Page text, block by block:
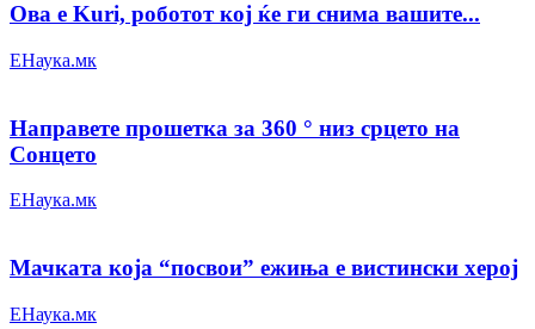
Ова е Kuri, роботот кој ќе ги снима вашите...
ЕНаука.мк
Направете прошетка за 360 ° низ срцето на
Сонцето
ЕНаука.мк
Мачката која “посвои” ежиња е вистински херој
ЕНаука.мк